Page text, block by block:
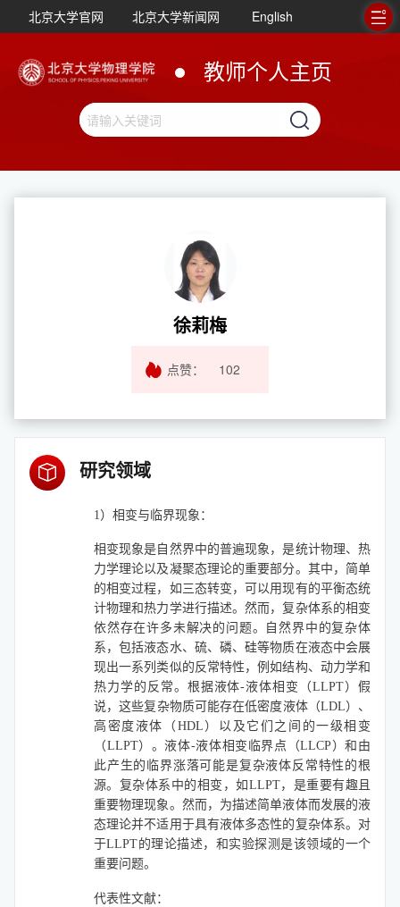
北京大学官网 北京大学新闻网 English
教师个人主页
徐莉梅
点赞： 102
研究领域
1）相变与临界现象：
相变现象是自然界中的普遍现象，是统计物理、热
力学理论以及凝聚态理论的重要部分。其中，简单
的相变过程，如三态转变，可以用现有的平衡态统
计物理和热力学进行描述。然而，复杂体系的相变
依然存在许多未解决的问题。自然界中的复杂体
系，包括液态水、硫、磷、硅等物质在液态中会展
现出一系列类似的反常特性，例如结构、动力学和
热力学的反常。根据液体-液体相变（LLPT）假
说，这些复杂物质可能存在低密度液体（LDL）、
高密度液体（HDL）以及它们之间的一级相变
（LLPT）。液体-液体相变临界点（LLCP）和由
此产生的临界涨落可能是复杂液体反常特性的根
源。复杂体系中的相变，如LLPT，是重要有趣且
重要物理现象。然而，为描述简单液体而发展的液
态理论并不适用于具有液体多态性的复杂体系。对
于LLPT的理论描述，和实验探测是该领域的一个
重要问题。
代表性文献：